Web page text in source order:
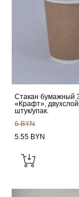
Стакан бумажный
«Крафт»,
штук/упак.
6 BYN
5.55 BYN